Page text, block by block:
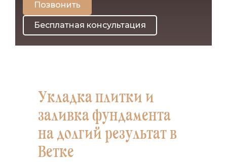
Позвонить
Бесплатная консультация
Укладка плитки и
заливка фундамента
на долгий результат в
Ветке